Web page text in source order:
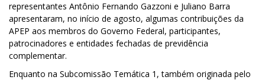
representantes Antônio Fernando Gazzoni e Juliano Barra
apresentaram, no início de agosto, algumas contribuições da
APEP aos membros do Governo Federal, participantes,
patrocinadores e entidades fechadas de previdência
complementar.
Enquanto na Subcomissão Temática 1, também originada pelo